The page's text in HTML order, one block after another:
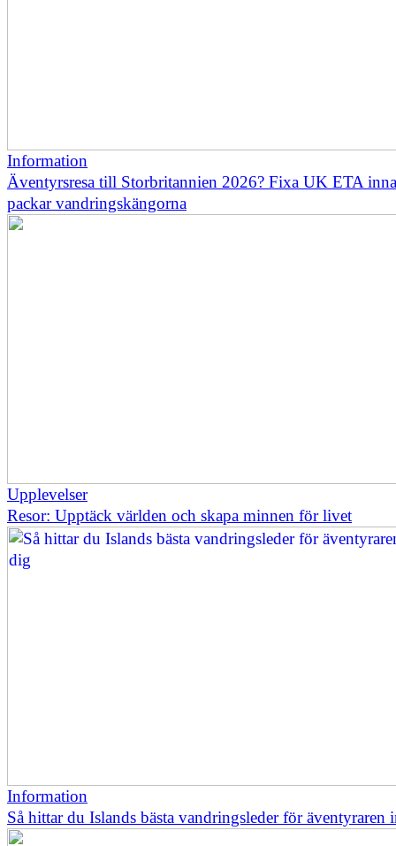
Information
Äventyrsresa till Storbritannien 2026? Fixa UK ETA
packar vandringskängorna
Upplevelser
Resor: Upptäck världen och skapa minnen för livet
Information
Så hittar du Islands bästa vandringsleder för äventyraren